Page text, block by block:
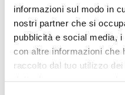
informazioni sul modo in
nostri partner che si
pubblicità e social media,
con altre informazioni che
raccolto dal tuo utilizzo
t
a
*
Cosa stai cercando